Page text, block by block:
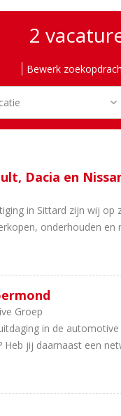
2
Bewerk
Dacia en
in Sittard zijn wij op
onderhouden en
Groep
in de
jij daarnaast een